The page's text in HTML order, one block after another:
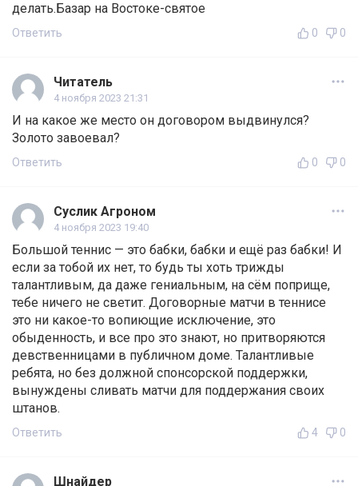
делать.Базар на Востоке-святое
Ответить 0 0
Читатель
4 ноября 2023 21:31
И на какое же место он договором выдвинулся?
Золото завоевал?
Ответить 0 0
Суслик Агроном
4 ноября 2023 19:40
Большой теннис — это бабки, бабки и ещё раз бабки! И
если за тобой их нет, то будь ты хоть трижды
талантливым, да даже гениальным, на сём поприще,
тебе ничего не светит. Договорные матчи в теннисе
это ни какое-то вопиющие исключение, это
обыденность, и все про это знают, но притворяются
девственницами в публичном доме. Талантливые
ребята, но без должной спонсорской поддержки,
вынуждены сливать матчи для поддержания своих
штанов.
Ответить 4 0
Шнайдер